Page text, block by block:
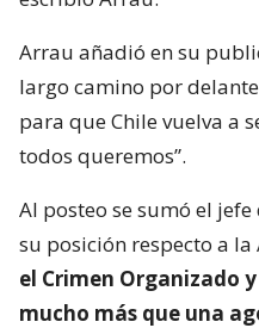
Arrau añadió en su
largo camino por
para que Chile vuelva a
todos queremos”.
Al posteo se sumó el
su posición respecto a la
el Crimen Organizado
mucho más que una